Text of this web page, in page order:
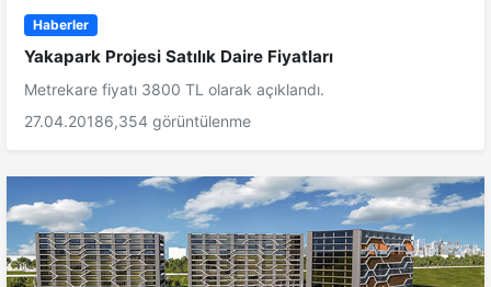
Haberler
Yakapark Projesi Satılık Daire Fiyatları
Metrekare fiyatı 3800 TL olarak açıklandı.
27.04.20186,354 görüntülenme